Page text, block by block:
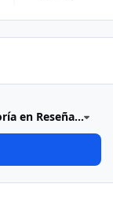
en Reseña...